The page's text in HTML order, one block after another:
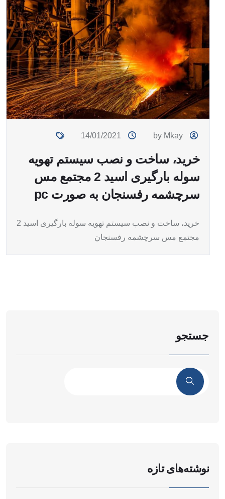
by Mkay
14/01/2021
خرید، ساخت و نصب سیستم تهویه
سوله بارگیری اسید 2 مجتمع مس
سرچشمه رفسنجان به صورت pc
خرید، ساخت و نصب سیستم تهویه سوله بارگیری اسید 2
مجتمع مس سرچشمه رفسنجان
جستجو
نوشته‌های تازه